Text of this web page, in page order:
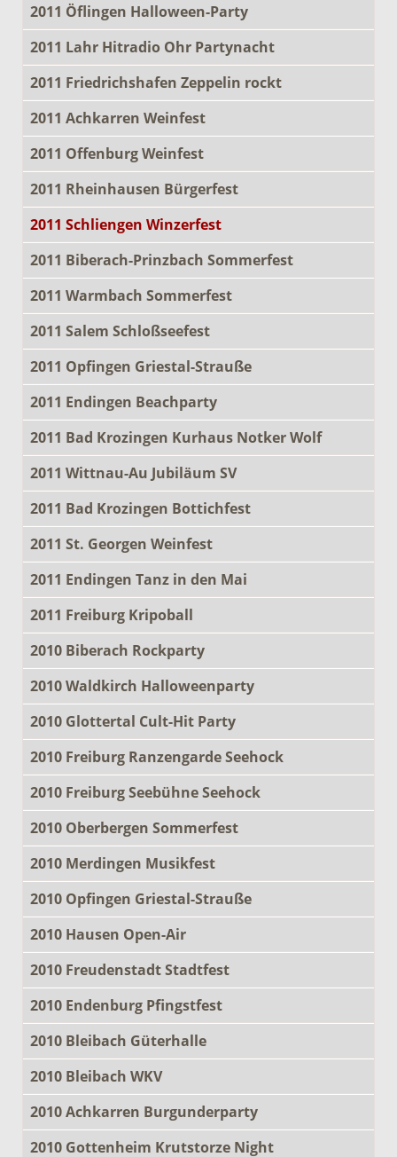
2011 Öflingen Halloween-Party
2011 Lahr Hitradio Ohr Partynacht
2011 Friedrichshafen Zeppelin rockt
2011 Achkarren Weinfest
2011 Offenburg Weinfest
2011 Rheinhausen Bürgerfest
2011 Schliengen Winzerfest
2011 Biberach-Prinzbach Sommerfest
2011 Warmbach Sommerfest
2011 Salem Schloßseefest
2011 Opfingen Griestal-Strauße
2011 Endingen Beachparty
2011 Bad Krozingen Kurhaus Notker Wolf
2011 Wittnau-Au Jubiläum SV
2011 Bad Krozingen Bottichfest
2011 St. Georgen Weinfest
2011 Endingen Tanz in den Mai
2011 Freiburg Kripoball
2010 Biberach Rockparty
2010 Waldkirch Halloweenparty
2010 Glottertal Cult-Hit Party
2010 Freiburg Ranzengarde Seehock
2010 Freiburg Seebühne Seehock
2010 Oberbergen Sommerfest
2010 Merdingen Musikfest
2010 Opfingen Griestal-Strauße
2010 Hausen Open-Air
2010 Freudenstadt Stadtfest
2010 Endenburg Pfingstfest
2010 Bleibach Güterhalle
2010 Bleibach WKV
2010 Achkarren Burgunderparty
2010 Gottenheim Krutstorze Night